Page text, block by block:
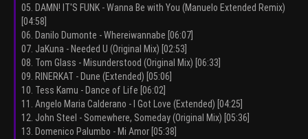
05. DAMN! IT'S FUNK - Wanna Be with You (Manuelo Extended Remix)
[04:58]
06. Danilo Dumonte - Whereiwannabe [06:07]
07. JaKuna - Needed U (Original Mix) [02:53]
08. Tom Glass - Misunderstood (Original Mix) [06:33]
09. RINERKAT - Dune (Extended) [05:06]
10. Tess Kamu - Dance of Life [06:02]
11. Angelo Maria Calderano - I Got Love (Extended) [04:25]
12. John Steel - Somewhere, Someday (Original Mix) [05:36]
13. Domenico Palumbo - Mi Amor [05:38]